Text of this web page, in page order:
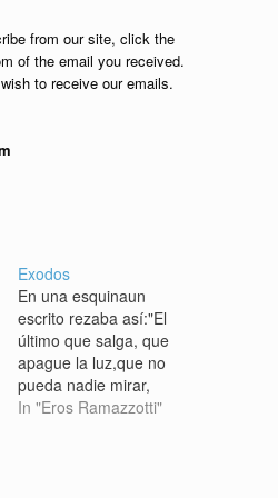
from our site, click the
of the email you received.
to receive our emails.
Exodos
En una esquinaun
escrito rezaba así:"El
último que salga, que
apague la luz,que no
pueda nadie mirar,
donde está,la ciudad de
In "Eros Ramazzotti"